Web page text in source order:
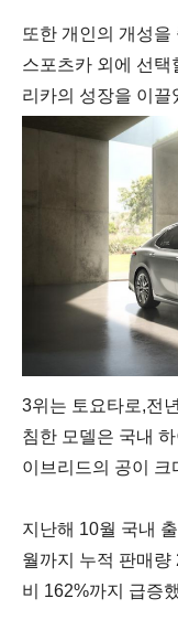
또한 개인의 개성을
스포츠카 외에 선택
리카의 성장을 이
3위는 토요타로,전
침한 모델은 국내
이브리드의 공이 크
지난해 10월 국내
월까지 누적 판매량
비
162%까지 급증